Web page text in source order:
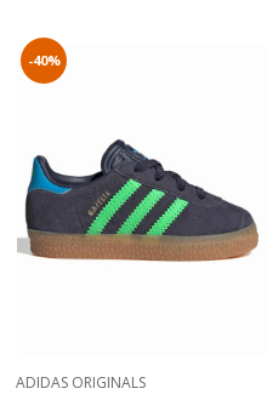
-40%
ADIDAS ORIGINALS